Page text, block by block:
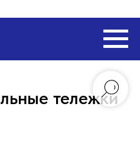
тележки